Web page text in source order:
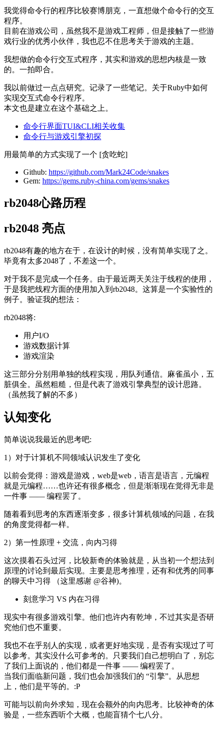
我觉得命令行的程序比较赛博朋克，一直想做个命令行的交互
程序。
目前在游戏公司，虽然我不是游戏工程师，但是接触了一些游
戏行业的优秀小伙伴，我也忍不住思考关于游戏的主题。
我想做的命令行交互式程序，其实和游戏的思想内核是一致
的。一拍即合。
我以前做过一点点研究。记录了一些笔记。关于Ruby中如何
实现交互式命令行程序。
本文也是建立在这个基础之上。
命令行界面TUI&CLI相关收集
命令行与游戏引擎初探
用最简单的方式实现了一个 [贪吃蛇]
Github: https://github.com/Mark24Code/snakes
Gem: https://gems.ruby-china.com/gems/snakes
rb2048心路历程
rb2048 亮点
rb2048有趣的地方在于，在设计的时候，没有简单实现了之。
毕竟有太多2048了，不差这一个。
对于我不是完成一个任务。由于最近两天关注于线程的使用，
于是我把线程方面的使用加入到rb2048。这算是一个实验性的
例子。验证我的想法：
rb2048将:
用户I/O
游戏数据计算
游戏渲染
这三部分分别用单独的线程实现，用队列通信。麻雀虽小，五
脏俱全。虽然粗糙，但是代表了游戏引擎典型的设计思路。
（虽然我了解的不多）
认知变化
简单说说我最近的思考吧:
1）对于计算机不同领域认识发生了变化
以前会觉得：游戏是游戏，web是web，语言是语言，元编程
就是元编程……也许还有很多概念，但是渐渐现在觉得无非是
一件事 —— 编程罢了。
随着看到思考的东西逐渐变多，很多计算机领域的问题，在我
的角度觉得都一样。
2）第一性原理 + 交流，向内习得
这次摸着石头过河，比较新奇的体验就是，从当初一个想法到
原理的讨论到最后实现。主要是思考推理，还有和优秀的同事
的聊天中习得 （这里感谢 @谷神)。
刻意学习 VS 内在习得
现实中有很多游戏引擎。他们也许内有乾坤，不过其实是否研
究他们也不重要。
我也不在乎别人的实现，或者更好地实现，是否有实现过了可
以参考。其实没什么可参考的。只要我们自己想明白了，别忘
了我们上面说的，他们都是一件事 —— 编程罢了。
当我们面临新问题，我们也会加强我们的 “引擎”。从思想
上，他们是平等的。:P
可能与以前向外求知，现在会额外的向内思考。比较神奇的体
验是，一些东西听个大概，也能盲猜个七八分。